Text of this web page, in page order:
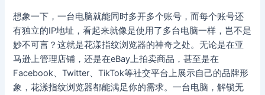
想象一下，一台电脑就能同时多开多个账号，而每个账号还
有独立的IP地址，看起来就像是使用了多台电脑一样，岂不是
妙不可言？这就是花漾指纹浏览器的神奇之处。无论是在亚
马逊上管理店铺，还是在eBay上拍卖商品，甚至是在
Facebook、Twitter、TikTok等社交平台上展示自己的品牌形
象，花漾指纹浏览器都能满足你的需求。一台电脑，解锁无